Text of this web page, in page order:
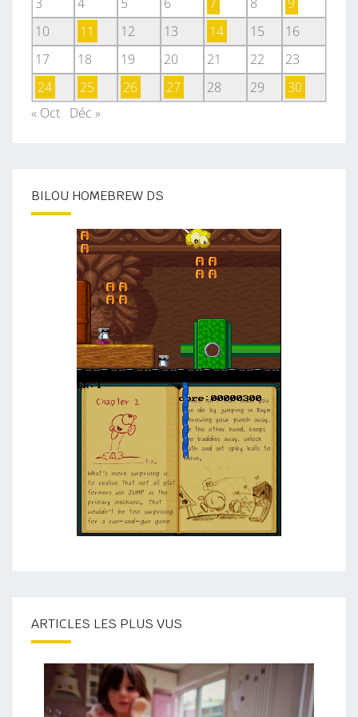
10
11 12 13 14 15
16
17
18 19 20 21 22
23
24
25 26 27 28 29
30
« Oct Déc »
BILOU HOMEBREW DS
ARTICLES LES PLUS VUS